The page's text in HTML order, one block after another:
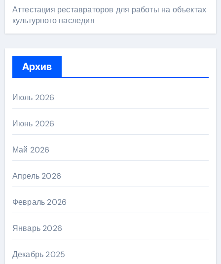
Аттестация реставраторов для работы на объектах
культурного наследия
Архив
Июль 2026
Июнь 2026
Май 2026
Апрель 2026
Февраль 2026
Январь 2026
Декабрь 2025